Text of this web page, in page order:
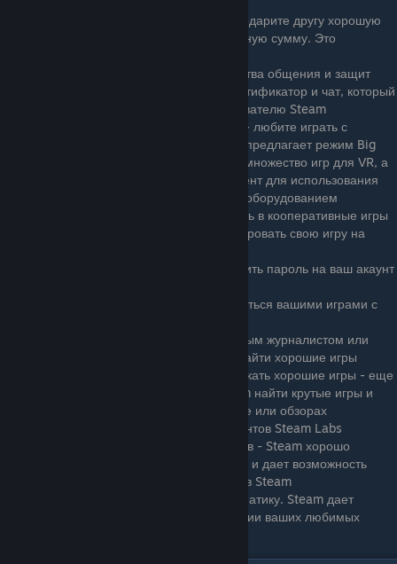
Возможность дарить друзьям подарки - подарите другу хорошую
игру или подарочную карту на определенную сумму. Это
Мобильное приложение и чат - для удобства общения и защит
аккаунта, Valve создали мобильный аутентификатор и чат, который
необходим любому продвинутому пользователю Steam
Поддержка контроллеров и VR-устройств - любите играть с
геймпада? Купили VR-устройство? Steam предлагает режим Big
Picture для пользователей с геймпадов и множество игр для VR, а
также SteamVR - универсальный инструмент для использования
виртуальной реальности с любым вашим оборудованием
Remote Play Together - возможность играть в кооперативные игры
с друзьями по сети в ваши игры и транслировать свою игру на
Семейный просмотр - вы можете установить пароль на ваш акаунт
Family Library Sharing - возможность делиться вашими играми с
Обзоры на игры. Почувствуйте себя игровым журналистом или
просто помогите другим пользователям найти хорошие игры
Вы можете стать куратором и помогать искать хорошие игры - еще
один способ помочь пользователям Steam найти крутые игры и
заодно узнать о вашем блоге, ютуб-канале или обзорах
Искать новые игры с помощью экспериментов Steam Labs
Музыкальный плеер и покупка саундтреков - Steam хорошо
подходит в качестве музыкального плеера и дает возможность
покупать саундтреки любимых игр прямо в Steam
Покупка аниме и фильмов на игровую тематику. Steam дает
возможность купить лицензированные копии ваших любимых